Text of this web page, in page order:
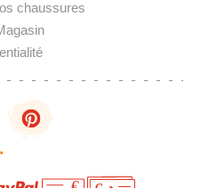
chaussures
·